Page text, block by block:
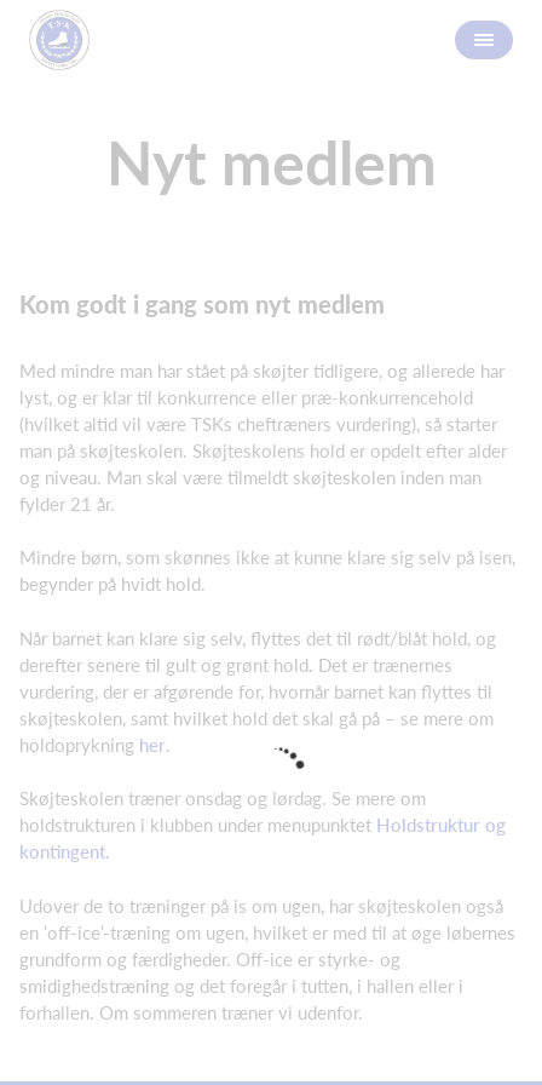
Nyt medlem
Kom godt i gang som nyt medlem
Med mindre man har stået på skøjter tidligere, og allerede har
lyst, og er klar til konkurrence eller præ-konkurrencehold
(hvilket altid vil være TSKs cheftræners vurdering), så starter
man på skøjteskolen. Skøjteskolens hold er opdelt efter alder
og niveau. Man skal være tilmeldt skøjteskolen inden man
fylder 21 år.
Mindre børn, som skønnes ikke at kunne klare sig selv på isen,
begynder på hvidt hold.
Når barnet kan klare sig selv, flyttes det til rødt/blåt hold, og
derefter senere til gult og grønt hold. Det er trænernes
vurdering, der er afgørende for, hvornår barnet kan flyttes til
skøjteskolen, samt hvilket hold det skal gå på – se mere om
holdoprykning her
Skøjteskolen træner onsdag og lørdag. Se mere om
holdstrukturen i klubben under menupunktet Holdstruktur og
kontingent.
Udover de to træninger på is om ugen, har skøjteskolen også
en ’off-ice’-træning om ugen, hvilket er med til at øge løbernes
grundform og færdigheder. Off-ice er styrke- og
smidighedstræning og det foregår i tutten, i hallen eller i
forhallen. Om sommeren træner vi udenfor.